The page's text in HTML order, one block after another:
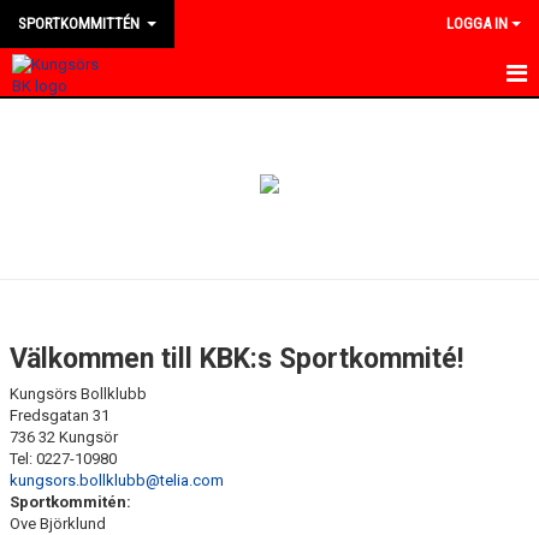
SPORTKOMMITTÉN LOGGA IN
KONTAKT
Välkommen till KBK:s Sportkommité!
Kungsörs Bollklubb
Fredsgatan 31
736 32 Kungsör
Tel: 0227-10980
kungsors.bollklubb@telia.com
Sportkommitén:
Ove Björklund